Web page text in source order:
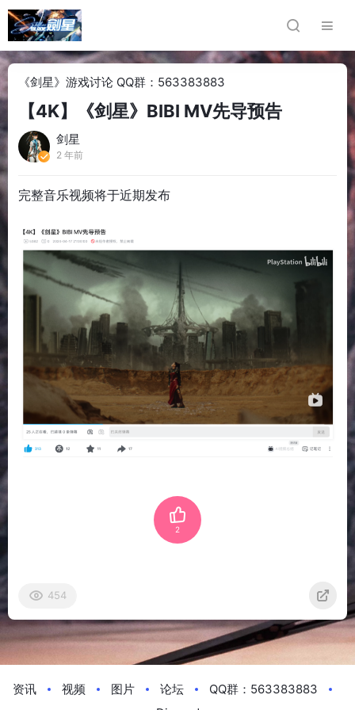
《剑星》游戏讨论 QQ群：563383883
【4K】《剑星》BIBI MV先导预告
剑星
2 年前
完整音乐视频将于近期发布
2
454
资讯 视频 图片 论坛
QQ群：563383883